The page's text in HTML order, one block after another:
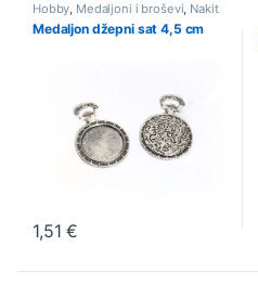
Hobby, Medaljoni i broševi, Nakit
Medaljon džepni sat 4,5 cm
1,51€